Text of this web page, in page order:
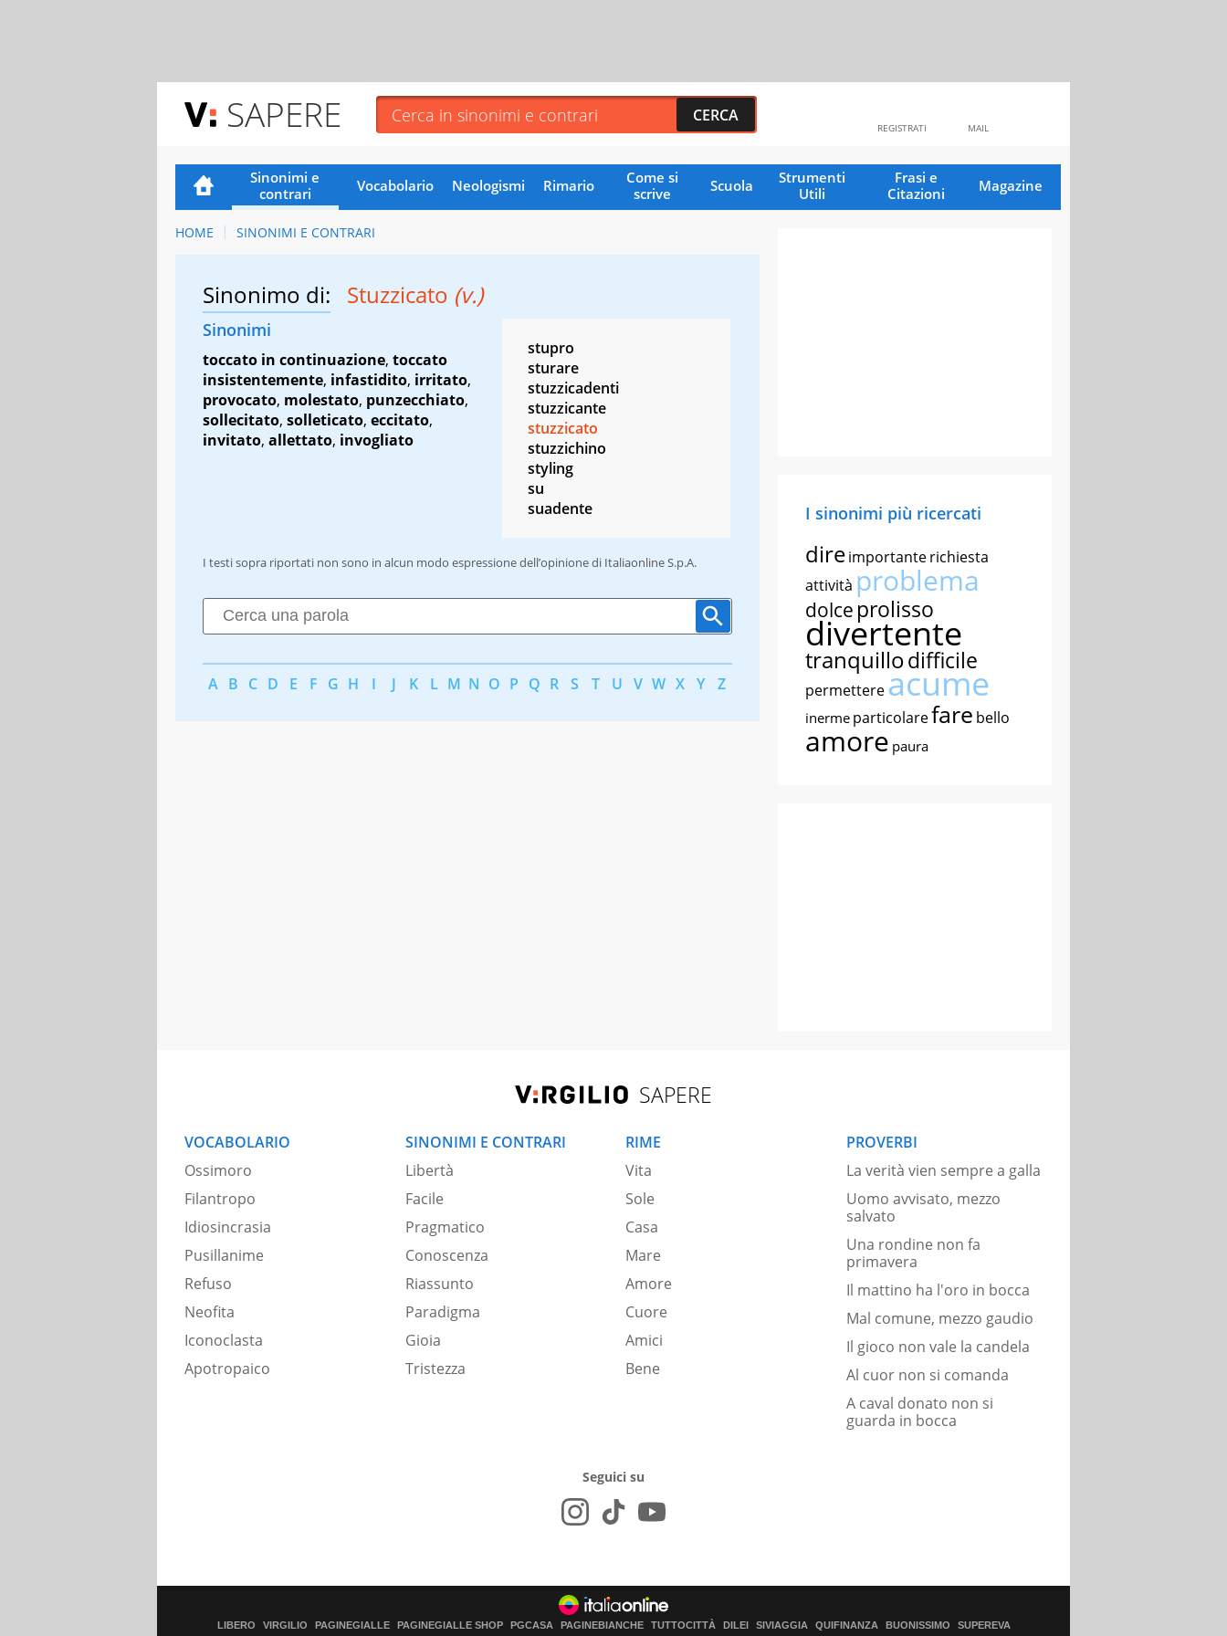
SAPERE MAIL
REGISTRATI
Sinonimi e
contrari
Vocabolario Neologismi Rimario
Come si
scrive
Scuola
Strumenti
Utili
Frasi e
Citazioni
Magazine
HOME SINONIMI E CONTRARI
Sinonimo di: Stuzzicato (v.)
Sinonimi
toccato in continuazione, toccato
insistentemente, infastidito, irritato,
provocato, molestato, punzecchiato,
sollecitato, solleticato, eccitato,
invitato, allettato, invogliato
stupro
sturare
stuzzicadenti
stuzzicante
stuzzicato
stuzzichino
styling
su
suadente
I testi sopra riportati non sono in alcun modo espressione dell’opinione di Italiaonline S.p.A.
A B C D E F G H I J K L M N O P Q R S T U V W X Y Z
I sinonimi più ricercati
direimportanterichiesta
attività problema
dolce prolisso
divertente
tranquillodifficile
permettereacume
inerme particolarefare bello
amore paura
SAPERE
VOCABOLARIO
Ossimoro
Filantropo
Idiosincrasia
Pusillanime
Refuso
Neofita
Iconoclasta
Apotropaico
SINONIMI E CONTRARI
Libertà
Facile
Pragmatico
Conoscenza
Riassunto
Paradigma
Gioia
Tristezza
RIME
Vita
Sole
Casa
Mare
Amore
Cuore
Amici
Bene
PROVERBI
La verità vien sempre a galla
Uomo avvisato, mezzo
salvato
Una rondine non fa
primavera
Il mattino ha l'oro in bocca
Mal comune, mezzo gaudio
Il gioco non vale la candela
Al cuor non si comanda
A caval donato non si
guarda in bocca
Seguici su
LIBERO VIRGILIO PAGINEGIALLE PAGINEGIALLE SHOP PGCASA PAGINEBIANCHE TUTTOCITTÀ DILEI SIVIAGGIA QUIFINANZA BUONISSIMO SUPEREVA